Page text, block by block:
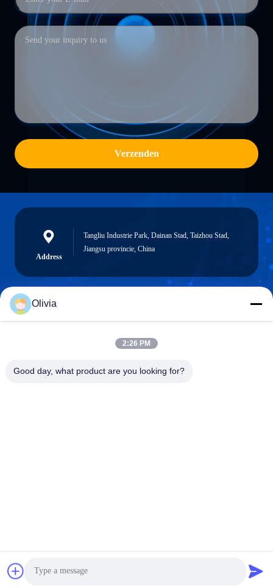
Krijg Beste Prijs
Verzenden
Address
Tangliu Industrie Park, Dainan Stad, Taizhou Stad,
Jiangsu provincie, China
info@longlivedmetal.com
Olivia
2:26 PM
Good day, what product are you looking for?